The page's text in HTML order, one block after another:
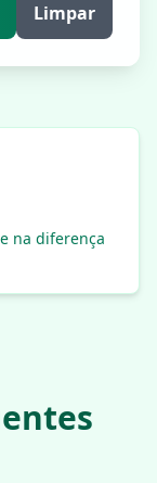
Limpar
na diferença